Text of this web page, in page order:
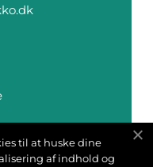
til at huske dine
af indhold og